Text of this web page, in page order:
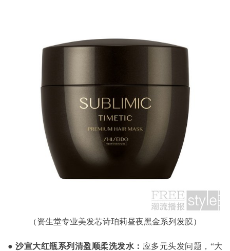
（资生堂专业美发芯诗珀莉昼夜黑金系列发膜）
● 沙宣大红瓶系列清盈顺柔洗发水： 应多元头发问题，“大